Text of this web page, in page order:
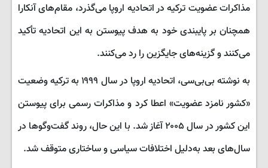
مذاکرات عضویت ترکیه در اتحادیه اروپا می‌گذرد، مقام‌های آنکارا
همچنان بر پایبندی خود به هدف پیوستن به این اتحادیه تأکید
می‌کنند و گزینه‌های جایگزین را رد می‌کنند.
به نوشته بی‌بی‌سی، اتحادیه اروپا در سال ۱۹۹۹ به ترکیه وضعیت
«کشور نامزد عضویت» اعطا کرد و مذاکرات رسمی برای پیوستن
این کشور در سال ۲۰۰۵ آغاز شد. با این حال، روند گفت‌وگوها در
سال‌های بعد به‌دلیل اختلافات سیاسی و ساختاری متوقف شد.